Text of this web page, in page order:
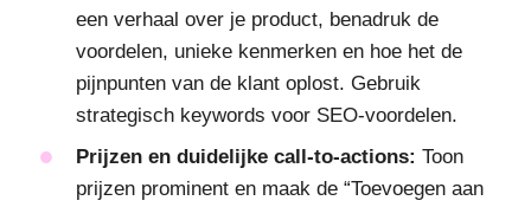
een verhaal over je product, benadruk de
voordelen, unieke kenmerken en hoe het de
pijnpunten van de klant oplost. Gebruik
strategisch keywords voor SEO-voordelen.
Prijzen en duidelijke call-to-actions: Toon
prijzen prominent en maak de “Toevoegen aan